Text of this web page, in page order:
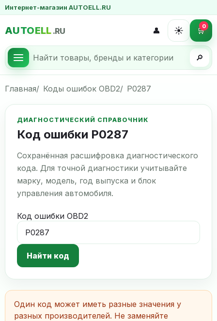
Интернет-магазин AUTOELL.RU
AUTOELL .RU
🔎
👤 ☀️ 🛒0
Главная Коды ошибок OBD2 P0287
ДИАГНОСТИЧЕСКИЙ СПРАВОЧНИК
Код ошибки P0287
Сохранённая расшифровка диагностического
кода. Для точной диагностики учитывайте
марку, модель, год выпуска и блок
управления автомобиля.
Код ошибки OBD2
Найти код
Один код может иметь разные значения у
разных производителей. Не заменяйте